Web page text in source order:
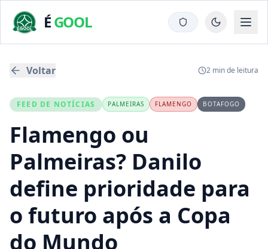
ÉGOOL
Voltar 2 min de leitura
FEED DE NOTÍCIAS PALMEIRAS FLAMENGO BOTAFOGO
Flamengo ou
Palmeiras? Danilo
define prioridade para
o futuro após a Copa
do Mundo